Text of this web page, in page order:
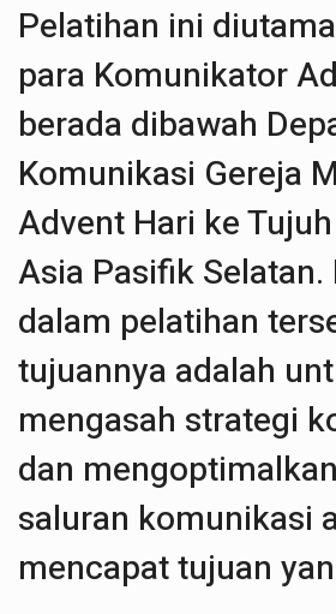
Pelatihan ini
para Komunikator
berada dibawah
Komunikasi Gereja
Advent Hari ke
Asia Pasifik Selatan.
dalam pelatihan
tujuannya adalah
mengasah strategi
dan
saluran komunikasi
mencapat tujuan